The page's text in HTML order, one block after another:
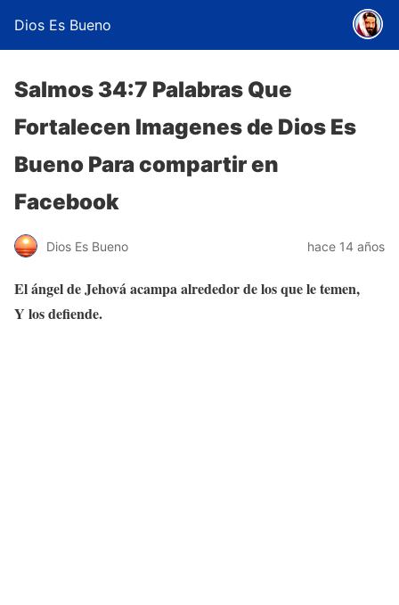
Dios Es Bueno
Salmos 34:7 Palabras Que
Fortalecen Imagenes de Dios Es
Bueno Para compartir en
Facebook
Dios Es Bueno hace 14 años
El ángel de Jehová acampa alrededor de los que le temen,
Y los defiende.